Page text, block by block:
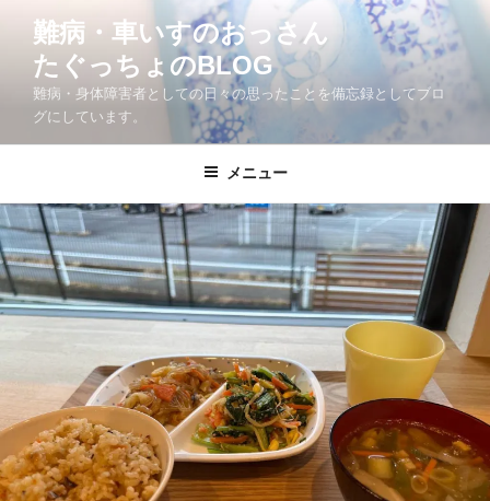
へ
ッ
プ
難病・車いすのおっさん
たぐっちょのBLOG
難病・身体障害者としての日々の思ったことを備忘録としてブロ
グにしています。
メニュー